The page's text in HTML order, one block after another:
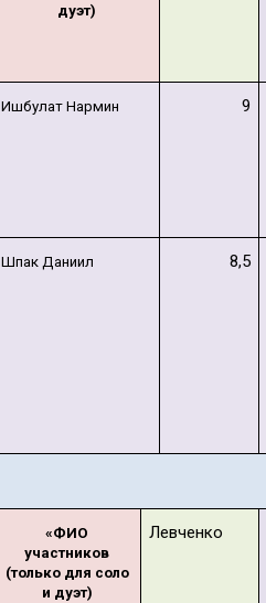
дуэт)
Ишбулат Нармин 9
Шпак Даниил 8,5
«ФИО
участников
(только для соло
и дуэт)
Левченко